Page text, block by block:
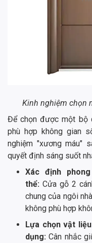
Kinh nghiệm chọn
Để chọn được một bộ
phù hợp không gian
nghiệm "xương máu"
quyết định sáng suốt
Xác định
thể: Cửa gỗ 2
chung của ngôi
không phù hợp
Lựa chọn vật
dụng:Cân nhắc